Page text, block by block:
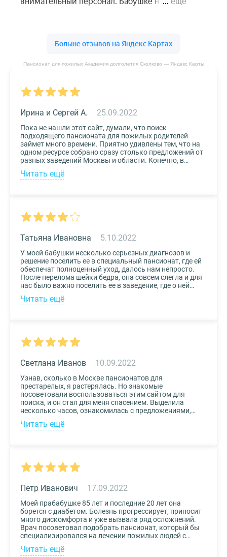
Пансионат для пожилых Академия долголетия Сколково — Яндекс Карты
25.09.2022
Ирина и Сергей А.
Пока не нашли этот сайт, думали, что поиск
подходящего пансионата для пожилых родителей
займет много времени. Приятно удивлены тем, что на
одном ресурсе собрано сразу столько предложений от
разных заведений Москвы и области. Конечно, в
приоритете был выбор по месту расположения –
хотелось бы, чтоб пансионат находился недалеко от
подробная, что определиться на наиболее подходящем
сервис!
Читать ещё
5.10.2022
Татьяна Ивановна
У моей бабушки несколько серьезных диагнозов и
решение поселить ее в специальный пансионат, где ей
обеспечат полноценный уход, далось нам непросто.
После перелома шейки бедра, она совсем слегла и для
нас было важно поселить ее в заведение, где о ней
будут заботиться круглосуточно. Остановили выбор
на реабилитационном центре Медвежьи Озера
Читать ещё
10.09.2022
Светлана Иванов
Узнав, сколько в Москве пансионатов для
престарелых, я растерялась. Но знакомые
посоветовали воспользоваться этим сайтом для
поиска, и он стал для меня спасением. Выделила
несколько часов, ознакомилась с предложениями,
доступными мне по цене и месту расположения и
выбрала два варианта. Связалась с администрацией
Читать ещё
17.09.2022
Петр Иванович
Моей прабабушке 85 лет и последние 20 лет она
борется с диабетом. Болезнь прогрессирует, приносит
много дискомфорта и уже вызвала ряд осложнений.
Врач посоветовал подобрать пансионат, который бы
специализировался на лечении пожилых людей с
диабетом. К выбору заведения подошли со всей
серьезностью, важно было, чтобы за прабабушкой
Читать ещё